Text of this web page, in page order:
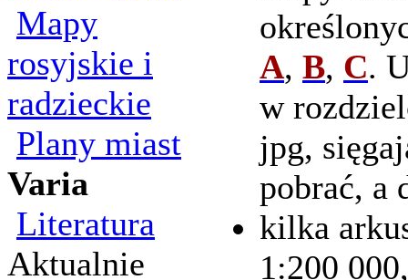
Mapy
rosyjskie i
radzieckie
Plany miast
Varia
Literatura
Aktualnie
A, B, C.
w
jpg,
pobrać, a
kilka
1:200